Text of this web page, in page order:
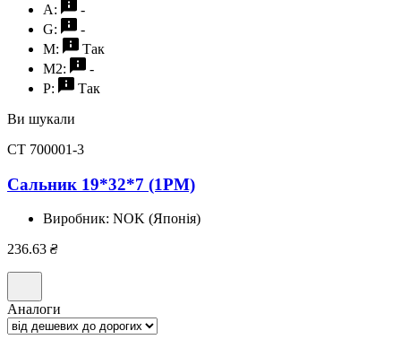
A:
-
G:
-
M:
Так
M2:
-
P:
Так
Ви шукали
CT 700001-3
Сальник 19*32*7 (1PM)
Виробник: NOK (Японія)
236.63 ₴
Аналоги